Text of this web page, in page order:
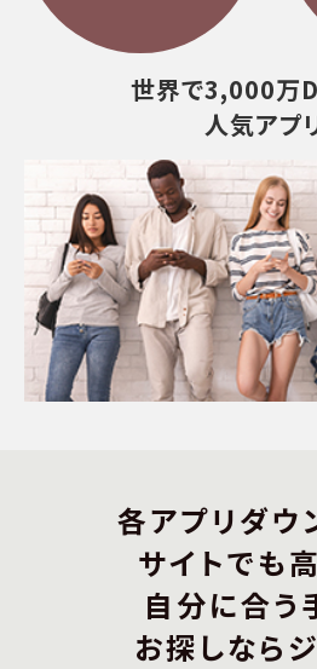
世界で3,000万
人気アプ
各アプリダウ
サイトでも
自分に合う
お探しなら